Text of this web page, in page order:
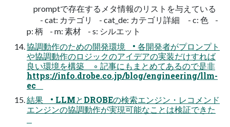
promptで存在するメタ情報のリストを与えている
- cat: カテゴリ - cat_de: カテゴリ詳細 - c: 色 -
p: 柄 - m: 素材 - s: シルエット
協調動作のための開発環境 • 各開発者がプロンプト
や協調動作のロジックのアイデアの実装だけすれば
良い環境を構築 ◦ 記事にもまとめてあるので是非
https://info.drobe.co.jp/blog/engineering/llm-
ec
結果 • LLMとDROBEの検索エンジン・レコメンド
エンジンの協調動作が実現可能なことは検証できた